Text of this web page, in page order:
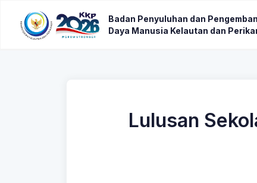
Badan Penyuluhan dan
Daya Manusia Kelautan dan
Lulusan